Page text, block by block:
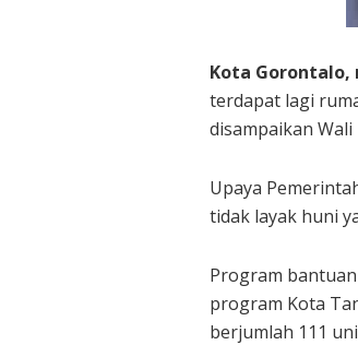
Kota
terdapat lagi
disampaikan
Upaya
tidak layak huni
Program
program Kota
berjumlah 111